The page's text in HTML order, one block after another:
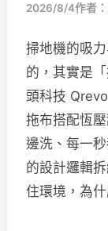
2026/8/4作者：
掃地機的吸
的，其實是
頭科技
拖布搭配恆
邊洗、每一
的設計邏輯
住環境，為